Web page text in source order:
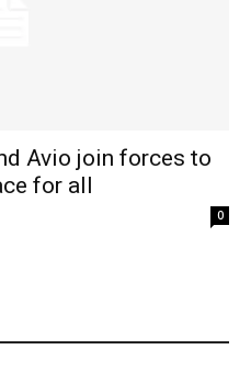
Avio join forces to
for all
0